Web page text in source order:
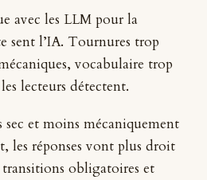
avec les LLM pour la
sent l’IA. Tournures trop
vocabulaire trop
lecteurs détectent.
sec et moins mécaniquement
les réponses vont plus droit
obligatoires et